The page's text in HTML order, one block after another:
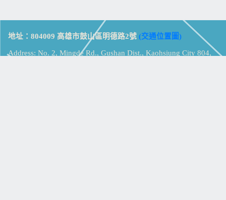
地址：804009 高雄市鼓山區明德路2號 (交通位置圖)
Address: No. 2, Mingde Rd., Gushan Dist., Kaohsiung City 804,